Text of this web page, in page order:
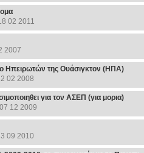
02 2011
2007
Ηπειρωτών της Ουάσιγκτον (ΗΠΑ)
02 2008
για τον ΑΣΕΠ (για μορια)
12 2009
09 2010